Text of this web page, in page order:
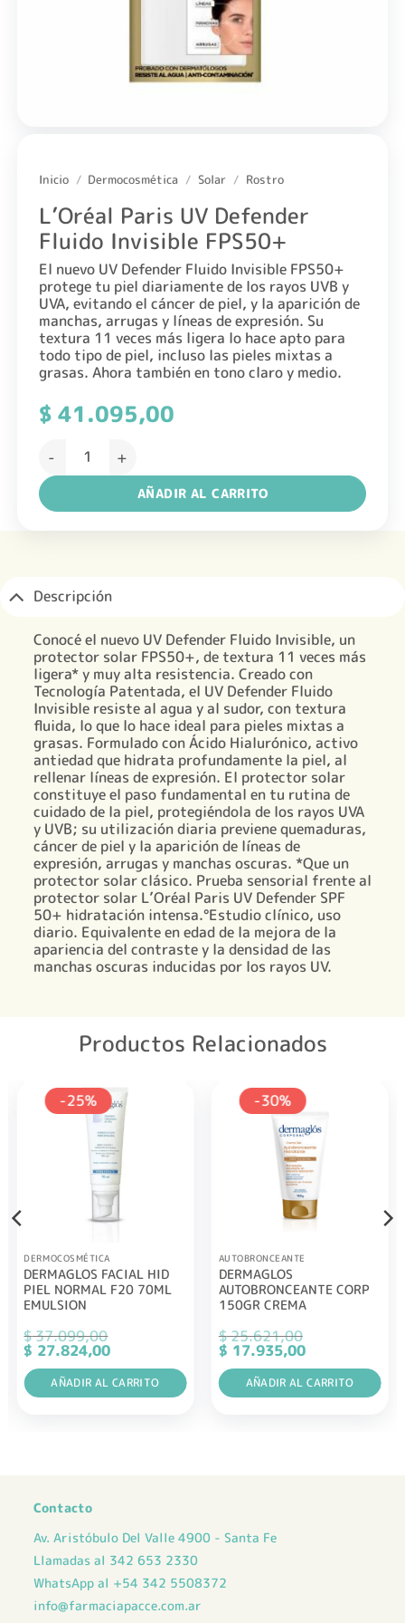
Inicio / Dermocosmética / Solar / Rostro
L’Oréal Paris UV Defender
Fluido Invisible FPS50+
El nuevo UV Defender Fluido Invisible FPS50+
protege tu piel diariamente de los rayos UVB y
UVA, evitando el cáncer de piel, y la aparición de
manchas, arrugas y líneas de expresión. Su
textura 11 veces más ligera lo hace apto para
todo tipo de piel, incluso las pieles mixtas a
grasas. Ahora también en tono claro y medio.
$41.095,00
L'Oréal Paris UV Defender Fluido Invisible FPS50+
AÑADIR AL CARRITO
Descripción
Conocé el nuevo UV Defender Fluido Invisible, un
protector solar FPS50+, de textura 11 veces más
ligera* y muy alta resistencia. Creado con
Tecnología Patentada, el UV Defender Fluido
Invisible resiste al agua y al sudor, con textura
fluida, lo que lo hace ideal para pieles mixtas a
grasas. Formulado con Ácido Hialurónico, activo
antiedad que hidrata profundamente la piel, al
rellenar líneas de expresión. El protector solar
constituye el paso fundamental en tu rutina de
cuidado de la piel, protegiéndola de los rayos UVA
y UVB; su utilización diaria previene quemaduras,
cáncer de piel y la aparición de líneas de
expresión, arrugas y manchas oscuras. *Que un
protector solar clásico. Prueba sensorial frente al
protector solar L’Oréal Paris UV Defender SPF
50+ hidratación intensa.°Estudio clínico, uso
diario. Equivalente en edad de la mejora de la
apariencia del contraste y la densidad de las
manchas oscuras inducidas por los rayos UV.
Productos Relacionados
-25%
DERMOCOSMÉTICA
DERMAGLOS FACIAL HID
PIEL NORMAL F20 70ML
EMULSION
$37.099,00
El
precio
original
era:
$ 37.099,00.
$ 27.824,00El
precio
actual
es:
$ 27.824,00.
AÑADIR AL CARRITO
-30%
AUTOBRONCEANTE
DERMAGLOS
AUTOBRONCEANTE CORP
150GR CREMA
$25.621,00
El
precio
original
era:
$ 25.621,00.
$ 17.935,00El
precio
actual
es:
$ 17.935,00.
AÑADIR AL CARRITO
Contacto
Av. Aristóbulo Del Valle 4900 - Santa Fe
Llamadas al 342 653 2330
WhatsApp al +54 342 5508372
info@farmaciapacce.com.ar